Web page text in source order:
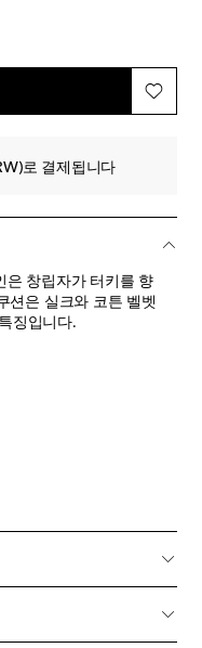
로 결제됩니다
은 창립자가 터키를 향
션은 실크와 코튼 벨벳
징입니다.